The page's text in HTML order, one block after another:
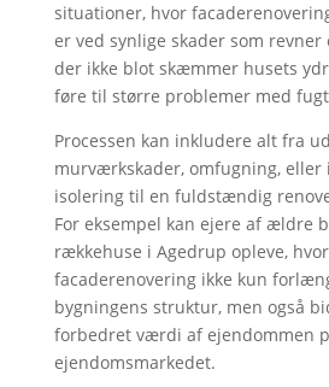
situationer, hvor
er ved synlige skader som
der ikke blot skæmmer husets
føre til større problemer med
Processen kan inkludere alt fra
murværkskader, omfugning,
isolering til en fuldstændig
For eksempel kan ejere af ældre
rækkehuse i Agedrup opleve,
facaderenovering ikke kun
bygningens struktur, men også
forbedret værdi af ejendommen
ejendomsmarkedet.